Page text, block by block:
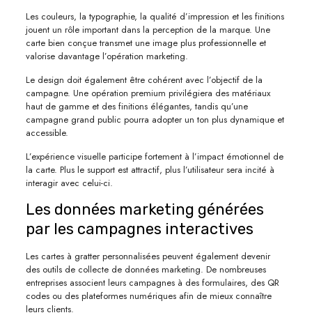
Les couleurs, la typographie, la qualité d’impression et les finitions
jouent un rôle important dans la perception de la marque. Une
carte bien conçue transmet une image plus professionnelle et
valorise davantage l’opération marketing.
Le design doit également être cohérent avec l’objectif de la
campagne. Une opération premium privilégiera des matériaux
haut de gamme et des finitions élégantes, tandis qu’une
campagne grand public pourra adopter un ton plus dynamique et
accessible.
L’expérience visuelle participe fortement à l’impact émotionnel de
la carte. Plus le support est attractif, plus l’utilisateur sera incité à
interagir avec celui-ci.
Les données marketing générées
par les campagnes interactives
Les cartes à gratter personnalisées peuvent également devenir
des outils de collecte de données marketing. De nombreuses
entreprises associent leurs campagnes à des formulaires, des QR
codes ou des plateformes numériques afin de mieux connaître
leurs clients.